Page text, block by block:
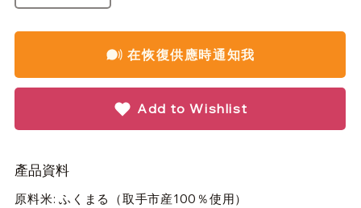
在恢復供應時通知我
Add to Wishlist
產品資料
原料米: ふくまる（取手市産100％使用）